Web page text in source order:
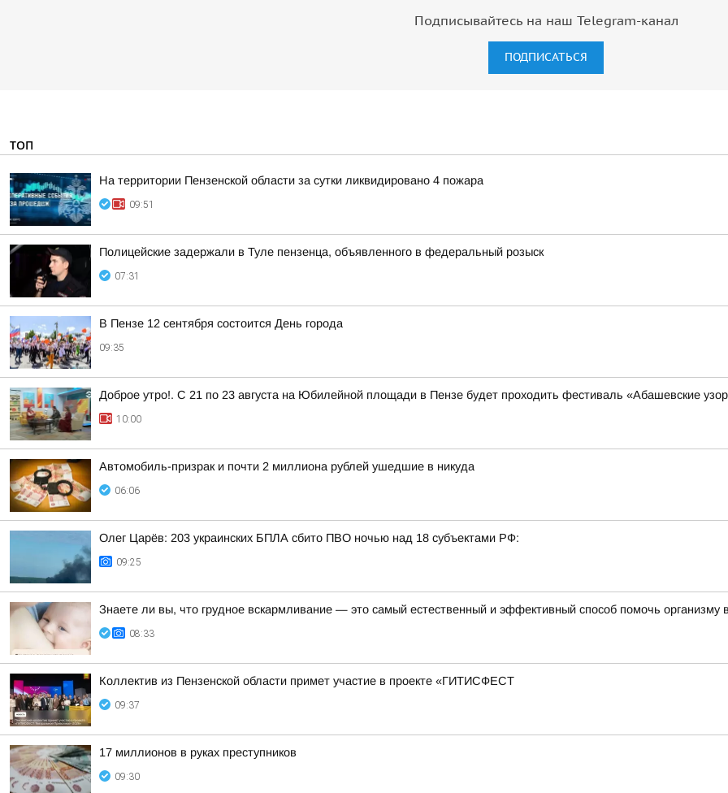
Подписывайтесь на наш Telegram-канал
ПОДПИСАТЬСЯ
ТОП
На территории Пензенской области за сутки ликвидировано 4 пожара
09:51
Полицейские задержали в Туле пензенца, объявленного в федеральный розыск
07:31
В Пензе 12 сентября состоится День города
09:35
Доброе утро!. С 21 по 23 августа на Юбилейной площади в Пензе будет проходить фестиваль «Абашевские
10:00
Автомобиль-призрак и почти 2 миллиона рублей ушедшие в никуда
06:06
Олег Царёв: 203 украинских БПЛА сбито ПВО ночью над 18 субъектами РФ:
09:25
Знаете ли вы, что грудное вскармливание — это самый естественный и эффективный способ помочь организму
08:33
Коллектив из Пензенской области примет участие в проекте «ГИТИСФЕСТ
09:37
17 миллионов в руках преступников
09:30